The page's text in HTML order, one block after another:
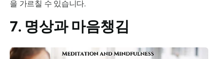
을 가르칠 수 있습니다.
7. 명상과 마음챙김